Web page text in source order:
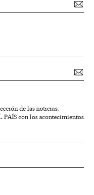
de las noticias,
PAÍS con los acontecimientos